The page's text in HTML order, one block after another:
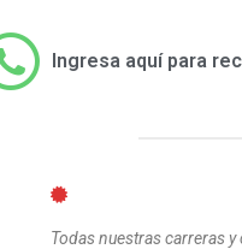
Ingresa aquí para
Todas nuestras carreras